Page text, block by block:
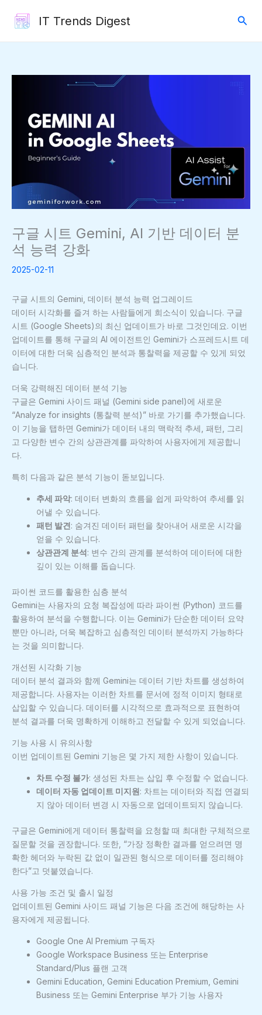
IT Trends Digest
검
구글 시트 Gemini, AI 기반 데이터 분
석 능력 강화
2025-02-11
구글 시트의 Gemini, 데이터 분석 능력 업그레이드
데이터 시각화를 즐겨 하는 사람들에게 희소식이 있습니다. 구글
시트 (Google Sheets)의 최신 업데이트가 바로 그것인데요. 이번
업데이트를 통해 구글의 AI 에이전트인 Gemini가 스프레드시트 데
이터에 대한 더욱 심층적인 분석과 통찰력을 제공할 수 있게 되었
습니다.
더욱 강력해진 데이터 분석 기능
구글은 Gemini 사이드 패널 (Gemini side panel)에 새로운
“Analyze for insights (통찰력 분석)” 바로 가기를 추가했습니다.
이 기능을 탭하면 Gemini가 데이터 내의 맥락적 추세, 패턴, 그리
고 다양한 변수 간의 상관관계를 파악하여 사용자에게 제공합니
다.
특히 다음과 같은 분석 기능이 돋보입니다.
추세 파악: 데이터 변화의 흐름을 쉽게 파악하여 추세를 읽
어낼 수 있습니다.
패턴 발견: 숨겨진 데이터 패턴을 찾아내어 새로운 시각을
얻을 수 있습니다.
상관관계 분석 : 변수 간의 관계를 분석하여 데이터에 대한
깊이 있는 이해를 돕습니다.
파이썬 코드를 활용한 심층 분석
Gemini는 사용자의 요청 복잡성에 따라 파이썬 (Python) 코드를
활용하여 분석을 수행합니다. 이는 Gemini가 단순한 데이터 요약
뿐만 아니라, 더욱 복잡하고 심층적인 데이터 분석까지 가능하다
는 것을 의미합니다.
개선된 시각화 기능
데이터 분석 결과와 함께 Gemini는 데이터 기반 차트를 생성하여
제공합니다. 사용자는 이러한 차트를 문서에 정적 이미지 형태로
삽입할 수 있습니다. 데이터를 시각적으로 효과적으로 표현하여
분석 결과를 더욱 명확하게 이해하고 전달할 수 있게 되었습니다.
기능 사용 시 유의사항
이번 업데이트된 Gemini 기능은 몇 가지 제한 사항이 있습니다.
차트 수정 불가: 생성된 차트는 삽입 후 수정할 수 없습니다.
데이터 자동 업데이트 미지원: 차트는 데이터와 직접 연결되
지 않아 데이터 변경 시 자동으로 업데이트되지 않습니다.
구글은 Gemini에게 데이터 통찰력을 요청할 때 최대한 구체적으로
질문할 것을 권장합니다. 또한, “가장 정확한 결과를 얻으려면 명
확한 헤더와 누락된 값 없이 일관된 형식으로 데이터를 정리해야
한다”고 덧붙였습니다.
사용 가능 조건 및 출시 일정
업데이트된 Gemini 사이드 패널 기능은 다음 조건에 해당하는 사
용자에게 제공됩니다.
Google One AI Premium 구독자
Google Workspace Business 또는 Enterprise
Standard/Plus 플랜 고객
Gemini Education, Gemini Education Premium, Gemini
Business 또는 Gemini Enterprise 부가 기능 사용자